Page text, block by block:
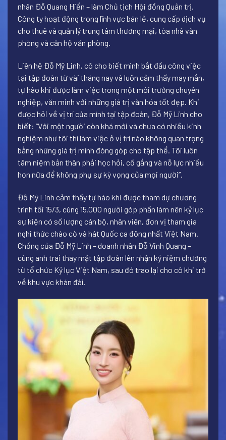
nhân Đỗ Quang Hiển – làm Chủ tịch Hội đồng Quản trị.
Công ty hoạt động trong lĩnh vực bán lẻ, cung cấp dịch vụ
cho thuê và quản lý trung tâm thương mại, tòa nhà văn
phòng và căn hộ văn phòng.
Liên hệ Đỗ Mỹ Linh, cô cho biết mình bắt đầu công việc
tại tập đoàn từ vài tháng nay và luôn cảm thấy may mắn,
tự hào khi được làm việc trong một môi trường chuyên
nghiệp, văn minh với những giá trị văn hóa tốt đẹp. Khi
được hỏi về vị trí của mình tại tập đoàn, Đỗ Mỹ Linh cho
biết: “Với một người còn khá mới và chưa có nhiều kinh
nghiệm như tôi thì làm việc ở vị trí nào không quan trọng
bằng những giá trị mình đóng góp cho tập thể. Tôi luôn
tâm niệm bản thân phải học hỏi, cố gắng và nỗ lực nhiều
hơn nữa để không phụ sự kỳ vọng của mọi người”.
Đỗ Mỹ Linh cảm thấy tự hào khi được tham dự chương
trình tối 15/3, cùng 15.000 người góp phần làm nên kỷ lục
sự kiện có số lượng cán bộ, nhân viên, đơn vị tham gia
nghi thức chào cờ và hát Quốc ca đông nhất Việt Nam.
Chồng của Đỗ Mỹ Linh – doanh nhân Đỗ Vinh Quang –
cùng anh trai thay mặt tập đoàn lên nhận kỷ niệm chương
từ tổ chức Kỷ lục Việt Nam, sau đó trao lại cho cô khi trở
về khu vực khán đài.